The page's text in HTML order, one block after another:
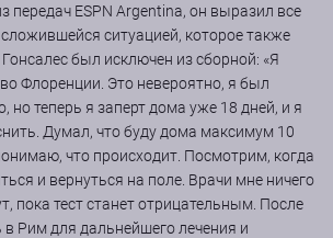
передач ESPN Argentina, он выразил все
ситуацией, которое также
был исключен из сборной: «Я
Флоренции. Это невероятно, я был
но теперь я заперт дома уже 18 дней, и я
Думал, что буду дома максимум 10
что происходит. Посмотрим, когда
и вернуться на поле. Врачи мне ничего
пока тест станет отрицательным. После
в Рим для дальнейшего лечения и